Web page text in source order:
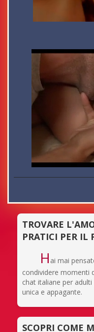
TROVARE
PRATICI PER IL
H ai mai
condividere momenti
chat italiane per
unica e appagante.
SCOPRI COME